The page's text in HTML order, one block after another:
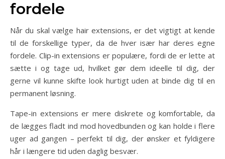
fordele
Når du skal vælge hair extensions, er det vigtigt at kende
til de forskellige typer, da de hver især har deres egne
fordele. Clip-in extensions er populære, fordi de er lette at
sætte i og tage ud, hvilket gør dem ideelle til dig, der
gerne vil kunne skifte look hurtigt uden at binde dig til en
permanent løsning.
Tape-in extensions er mere diskrete og komfortable, da
de lægges fladt ind mod hovedbunden og kan holde i flere
uger ad gangen – perfekt til dig, der ønsker et fyldigere
hår i længere tid uden daglig besvær.